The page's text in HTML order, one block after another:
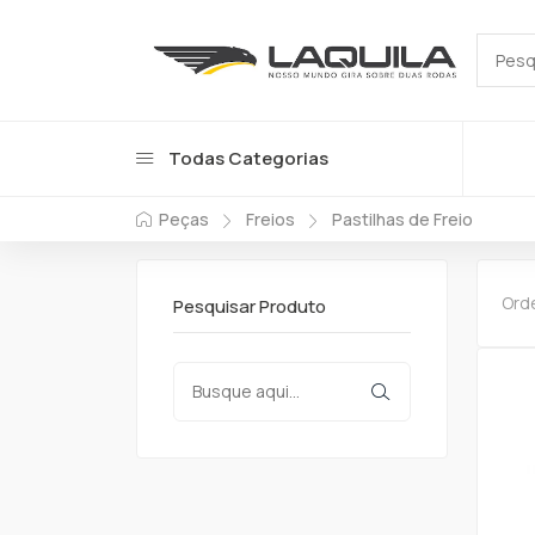
Todas Categorias
Peças Freios Pastilhas de Freio
Pesquisar Produto